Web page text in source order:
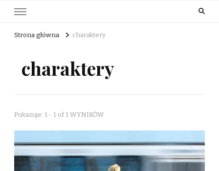
Strona główna charaktery
charaktery
Pokazuje: 1 - 1 of 1 WYNIKÓW